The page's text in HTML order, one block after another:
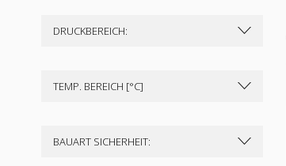
DRUCKBEREICH:
TEMP. BEREICH [°C]
BAUART SICHERHEIT: